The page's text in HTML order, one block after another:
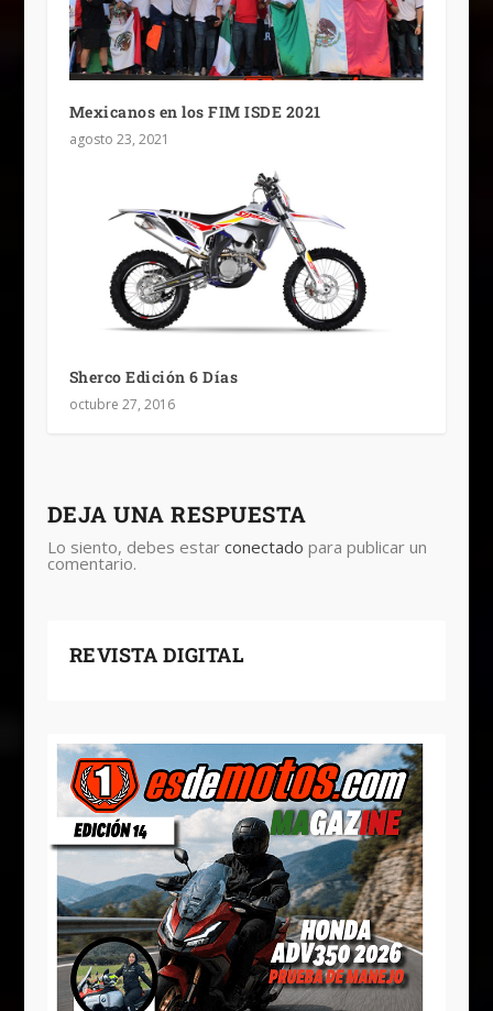
Mexicanos en los FIM ISDE 2021
agosto 23, 2021
Sherco Edición 6 Días
octubre 27, 2016
DEJA UNA RESPUESTA
Lo siento, debes estar conectado para publicar un
comentario.
REVISTA DIGITAL